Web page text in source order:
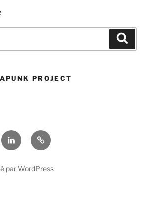
PROJECT
LinkedInPolitique
de
par WordPress